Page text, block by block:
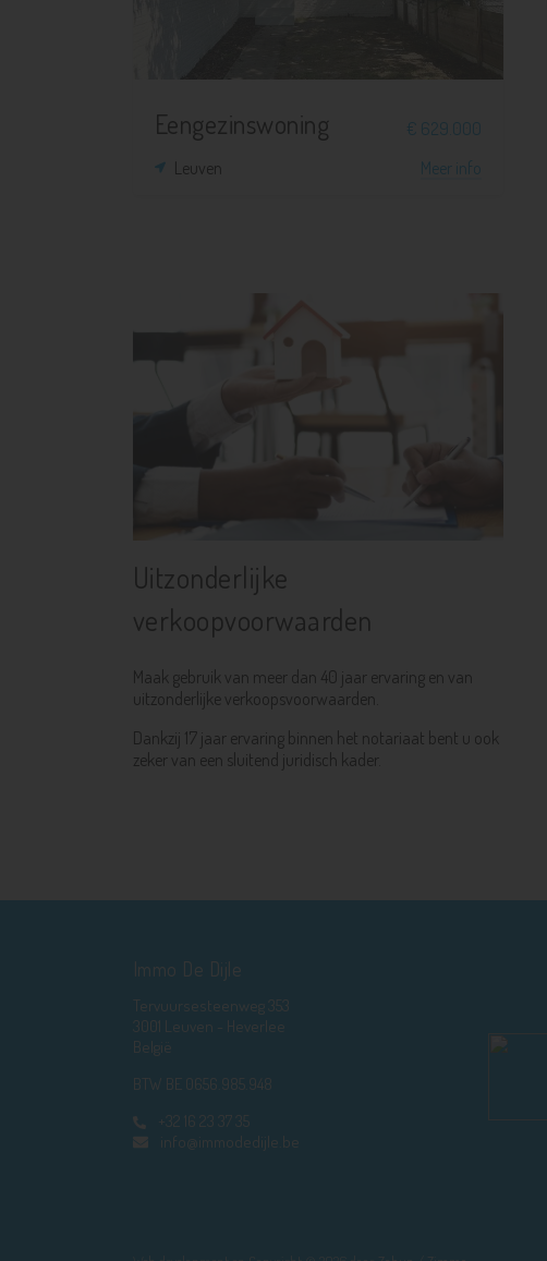
Eengezinswoning
€ 629.000
Leuven
Meer info
Uitzonderlijke
verkoopvoorwaarden
Maak gebruik van meer dan 40 jaar ervaring en van
uitzonderlijke verkoopsvoorwaarden.
Dankzij 17 jaar ervaring binnen het notariaat bent u ook
zeker van een sluitend juridisch kader.
Immo De Dijle
Tervuursesteenweg 353
3001 Leuven - Heverlee
België
BTW BE 0656.985.948
+32 16 23 37 35
info@immodedijle.be